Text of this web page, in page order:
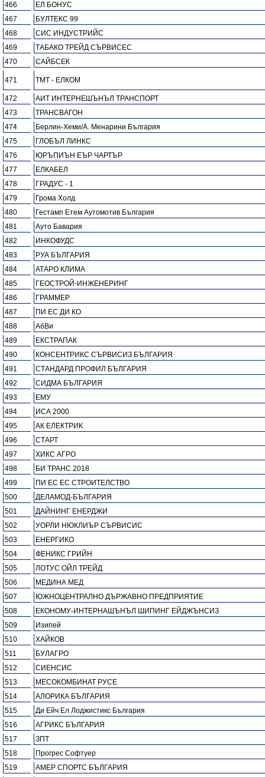
466
ЕЛ БОНУС
467
БУЛТЕКС 99
468
СИС ИНДУСТРИЙС
469
ТАБАКО ТРЕЙД СЪРВИСЕС
470
САЙБСЕК
471 ТМТ - ЕЛКОМ
472
АИТ ИНТЕРНЕШЪНЪЛ ТРАНСПОРТ
473
ТРАНСВАГОН
474
Берлин-Хеми/А. Менарини България
475
ГЛОБЪЛ ЛИНКС
476
ЮРЪПИЪН ЕЪР ЧАРТЪР
477
ЕЛКАБЕЛ
478
ГРАДУС - 1
479
Грома Холд
480
Гестамп Етем Аутомотив България
481
Ауто Бавария
482
ИНКОФУДС
483
РУА БЪЛГАРИЯ
484
АТАРО КЛИМА
485
ГЕОСТРОЙ-ИНЖЕНЕРИНГ
486
ГРАММЕР
487
ПИ ЕС ДИ КО
488
АбВи
489
ЕКСТРАПАК
490
КОНСЕНТРИКС СЪРВИСИЗ БЪЛГАРИЯ
491
СТАНДАРД ПРОФИЛ БЪЛГАРИЯ
492
СИДМА БЪЛГАРИЯ
493
ЕМУ
494
ИСА 2000
495
АК ЕЛЕКТРИК
496
СТАРТ
497
ХИКС АГРО
498
БИ ТРАНС 2018
499
ПИ ЕС ЕС СТРОИТЕЛСТВО
500
ДЕЛАМОД-БЪЛГАРИЯ
501
ДАЙНИНГ ЕНЕРДЖИ
502
УОРЛИ НЮКЛИЪР СЪРВИСИС
503
ЕНЕРГИКО
504
ФЕНИКС ГРИЙН
505
ЛОТУС ОЙЛ ТРЕЙД
506
МЕДИНА МЕД
507
ЮЖНОЦЕНТРАЛНО ДЪРЖАВНО ПРЕДПРИЯТИЕ
508
ЕКОНОМУ-ИНТЕРНАШЪНЪЛ ШИПИНГ ЕЙДЖЪНСИЗ
509
Изипей
510
ХАЙКОВ
511
БУЛАГРО
512
СИЕНСИС
513
МЕСОКОМБИНАТ РУСЕ
514
АЛОРИКА БЪЛГАРИЯ
515
Ди Ейч Ел Лоджистикс България
516
АГРИКС БЪЛГАРИЯ
517
ЗПТ
518
Прогрес Софтуер
519
АМЕР СПОРТС БЪЛГАРИЯ